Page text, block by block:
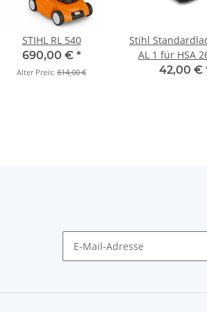
STIHL RL 540
690,00 € *
Alter Preis: 814,00 €
Stihl Standardladegerät
AL 1 für HSA
GTA 26
42,00 €